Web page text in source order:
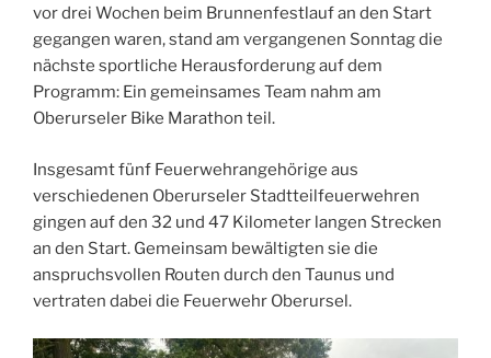
vor drei Wochen beim Brunnenfestlauf an den Start
gegangen waren, stand am vergangenen Sonntag die
nächste sportliche Herausforderung auf dem
Programm: Ein gemeinsames Team nahm am
Oberurseler Bike Marathon teil.
Insgesamt fünf Feuerwehrangehörige aus
verschiedenen Oberurseler Stadtteilfeuerwehren
gingen auf den 32 und 47 Kilometer langen Strecken
an den Start. Gemeinsam bewältigten sie die
anspruchsvollen Routen durch den Taunus und
vertraten dabei die Feuerwehr Oberursel.